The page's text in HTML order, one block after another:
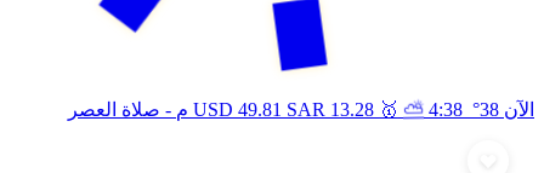
الآن 38° USD 49.81 SAR 13.28 🥇 ⛅ 4:38 م - صلاة العصر